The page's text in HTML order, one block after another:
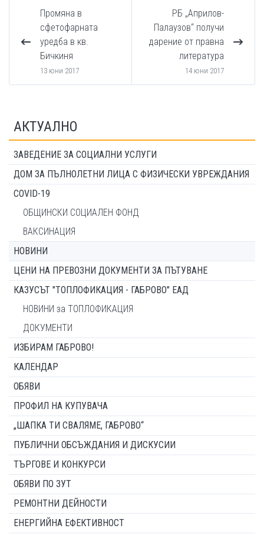
Промяна в
сфетофарната
уредба в кв.
Бичкиня
13 юни 2017
РБ „Априлов-
Палаузов“ получи
дарение от правна
литература
14 юни 2017
АКТУАЛНО
ЗАВЕДЕНИЕ ЗА СОЦИАЛНИ УСЛУГИ
ДОМ ЗА ПЪЛНОЛЕТНИ ЛИЦА С ФИЗИЧЕСКИ УВРЕЖДАНИЯ
COVID-19
ОБЩИНСКИ СОЦИАЛЕН ФОНД
ВАКСИНАЦИЯ
НОВИНИ
ЦЕНИ НА ПРЕВОЗНИ ДОКУМЕНТИ ЗА ПЪТУВАНЕ
КАЗУСЪТ "ТОПЛОФИКАЦИЯ - ГАБРОВО" ЕАД
НОВИНИ за ТОПЛОФИКАЦИЯ
ДОКУМЕНТИ
ИЗБИРАМ ГАБРОВО!
КАЛЕНДАР
ОБЯВИ
ПРОФИЛ НА КУПУВАЧА
„ШАПКА ТИ СВАЛЯМЕ, ГАБРОВО“
ПУБЛИЧНИ ОБСЪЖДАНИЯ И ДИСКУСИИ
ТЪРГОВЕ И КОНКУРСИ
ОБЯВИ ПО ЗУТ
РЕМОНТНИ ДЕЙНОСТИ
ЕНЕРГИЙНА ЕФЕКТИВНОСТ